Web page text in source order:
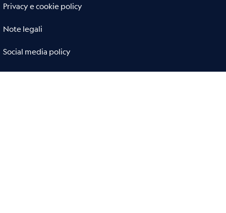
Privacy e cookie policy
Note legali
Social media policy